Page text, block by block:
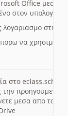
Office μεσω
στον
λογαριασμο στη
να
στο eclass.sch.gr
την
μεσα απο το